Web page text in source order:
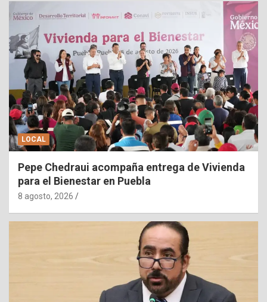
LOCAL
Pepe Chedraui acompaña entrega de Vivienda
para el Bienestar en Puebla
8 agosto, 2026